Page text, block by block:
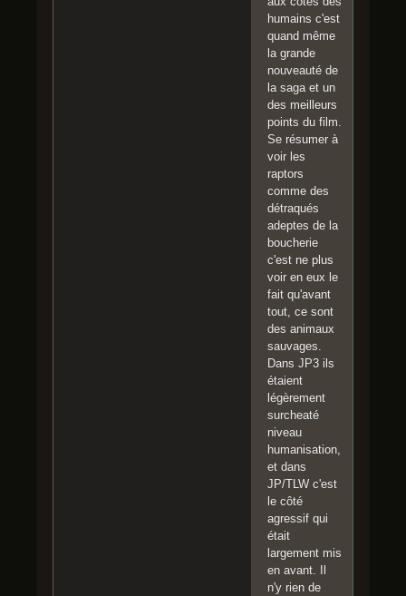
humains c'est
quand même
la grande
nouveauté de
la saga et un
des meilleurs
points du film.
Se résumer à
voir les
raptors
comme des
détraqués
adeptes de la
boucherie
c'est ne plus
voir en eux le
fait qu'avant
tout, ce sont
des animaux
sauvages.
Dans JP3 ils
étaient
légèrement
surcheaté
niveau
humanisation,
et dans
JP/TLW c'est
le côté
agressif qui
était
largement mis
en avant. Il
n'y rien de